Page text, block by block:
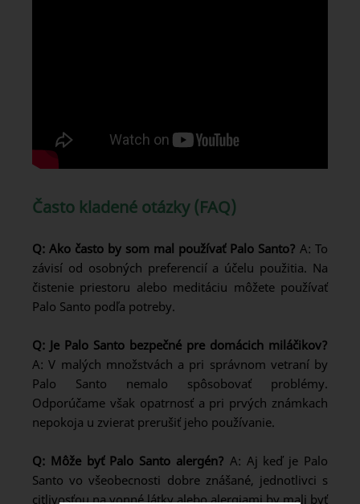
Často kladené otázky (FAQ)
Q: Ako často by som mal používať Palo Santo? A: To
závisí od osobných preferencií a účelu použitia. Na
čistenie priestoru alebo meditáciu môžete používať
Palo Santo podľa potreby.
Q: Je Palo Santo bezpečné pre domácich miláčikov?
A: V malých množstvách a pri správnom vetraní by
Palo Santo nemalo spôsobovať problémy.
Odporúčame však opatrnosť a pri prvých známkach
nepokoja u zvierat prerušiť jeho používanie.
Q: Môže byť Palo Santo alergén? A: Aj keď je Palo
Santo vo všeobecnosti dobre znášané, jednotlivci s
citlivosťou na vonné látky alebo alergiami by mali byť